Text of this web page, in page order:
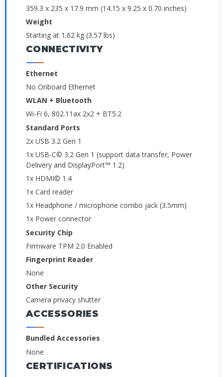
359.3 x 235 x 17.9 mm (14.15 x 9.25 x 0.70 inches)
Weight
Starting at 1.62 kg (3.57 lbs)
CONNECTIVITY
Ethernet
No Onboard Ethernet
WLAN + Bluetooth
Wi-Fi 6, 802.11ax 2x2 + BT5.2
Standard Ports
2x USB 3.2 Gen 1
1x USB-C© 3.2 Gen 1 (support data transfer, Power
Delivery and DisplayPort™ 1.2)
1x HDMI© 1.4
1x Card reader
1x Headphone / microphone combo jack (3.5mm)
1x Power connector
Security Chip
Firmware TPM 2.0 Enabled
Fingerprint Reader
None
Other Security
Camera privacy shutter
ACCESSORIES
Bundled Accessories
None
CERTIFICATIONS